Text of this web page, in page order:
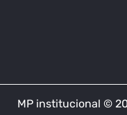
MP institucional ©